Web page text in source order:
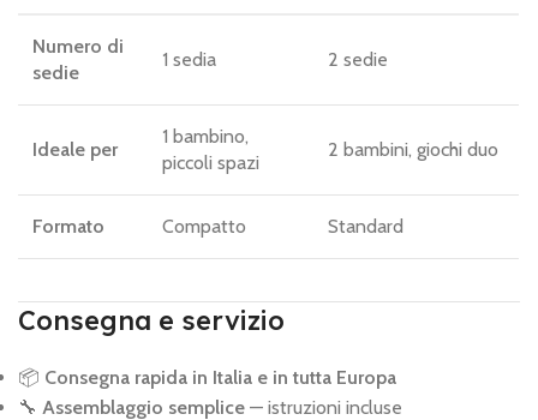
Numero di
sedie
1 sedia 2 sedie
Ideale per
1 bambino,
piccoli spazi
2 bambini, giochi duo
Formato Compatto Standard
Consegna e servizio
📦 Consegna rapida in Italia e in tutta Europa
🔧 Assemblaggio semplice — istruzioni incluse